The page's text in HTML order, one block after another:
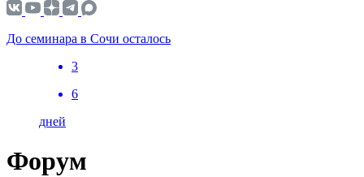
До семинара в Сочи осталось
3
6
дней
Форум